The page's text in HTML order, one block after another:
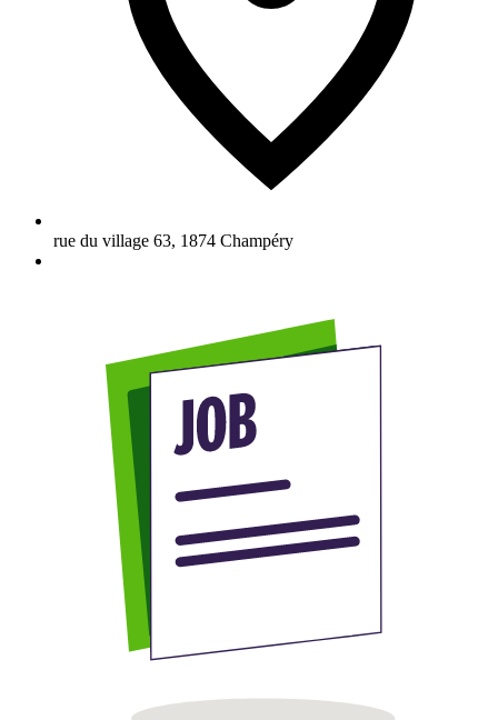
rue du village 63, 1874 Champéry